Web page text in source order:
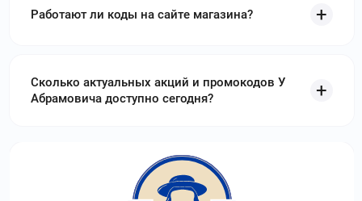
скидку до 100000₽
промокоды Belka Credit
Работают ли коды на сайте магазина?
Сколько актуальных акций и промокодов У
Абрамовича доступно сегодня?